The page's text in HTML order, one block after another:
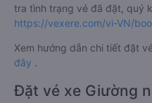
tra tình trạng vé đã đặt, quý
https://vexere.com/vi-VN/
Xem hướng dẫn chi tiết đặt
đây .
Đặt vé xe Giường